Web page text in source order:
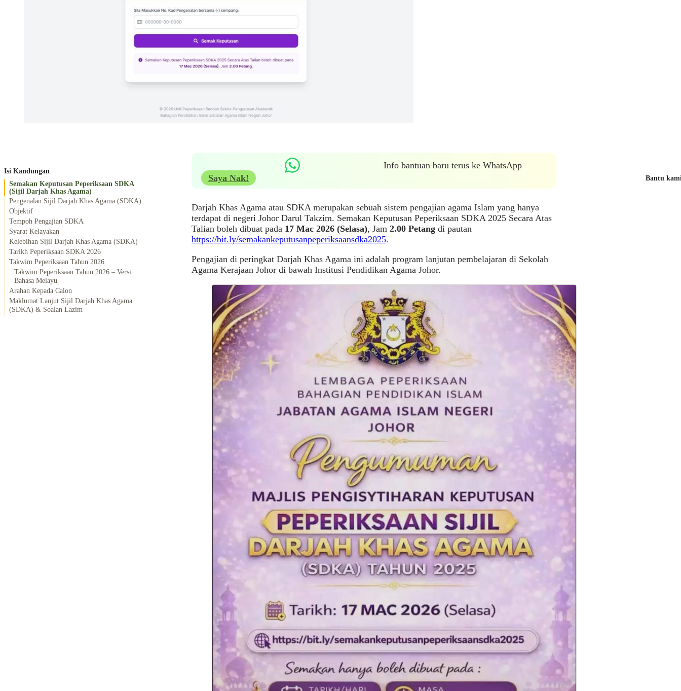
Isi Kandungan
Semakan Keputusan Peperiksaan SDKA
(Sijil Darjah Khas Agama)
Pengenalan Sijil Darjah Khas Agama (SDKA)
Objektif
Tempoh Pengajian SDKA
Syarat Kelayakan
Kelebihan Sijil Darjah Khas Agama (SDKA)
Tarikh Peperiksaan SDKA 2026
Takwim Peperiksaan Tahun 2026
Takwim Peperiksaan Tahun 2026 – Versi
Bahasa Melayu
Arahan Kepada Calon
Maklumat Lanjut Sijil Darjah Khas Agama
(SDKA) & Soalan Lazim
Info bantuan baru terus ke WhatsApp
Saya Nak!
Darjah Khas Agama atau SDKA merupakan sebuah sistem pengajian agama Islam yang hanya
terdapat di negeri Johor Darul Takzim. Semakan Keputusan Peperiksaan SDKA 2025 Secara Atas
Talian boleh dibuat pada 17 Mac 2026 (Selasa), Jam 2.00 Petangdi pautan
https://bit.ly/semakankeputusanpeperiksaansdka2025.
Pengajian di peringkat Darjah Khas Agama ini adalah program lanjutan pembelajaran di Sekolah
Agama Kerajaan Johor di bawah Institusi Pendidikan Agama Johor.
Bantu